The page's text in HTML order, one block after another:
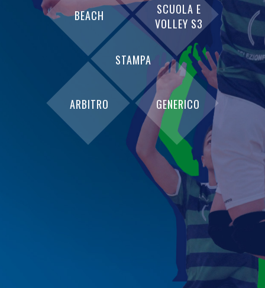
GENERICO
BEACH
STAMPA
ARBITRO
SCUOLA E
VOLLEY S3